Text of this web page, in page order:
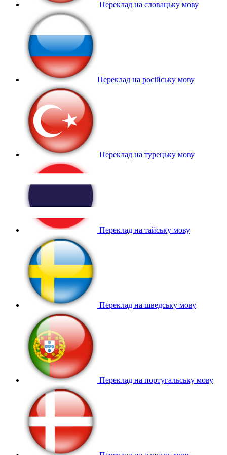
Переклад на словацьку мову
Переклад на російську мову
Переклад на турецьку мову
Переклад на тайську мову
Переклад на шведську мову
Переклад на португальську мову